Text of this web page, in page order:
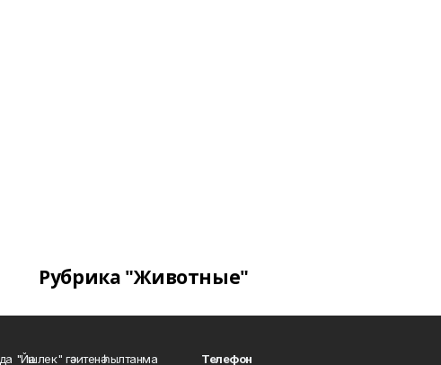
Рубрика "Животные"
"Йәшлек" гәзитенә һылтанма Телефон